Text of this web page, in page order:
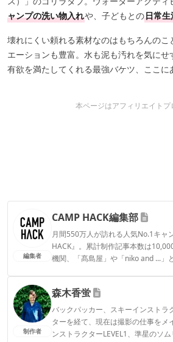
ャンプの洗い物入れや、子どもとの日常生
壊れにくい頼れる素材なのはもちろんのこ
エーションも豊富。水も泥も汚れを気に
有欲を満たしてくれる最強バケツ、ここに
本ページはアフィリエイトプ
編集者
CAMP HACK編集部
月間550万人が訪れる人気No.1キャ
HACK』。累計制作記事本数は
機関、「髙島屋」や「niko and ...」
CAMP HACK編集部のプロフィール
制作者
森木香蛍
バックパッカー、スキーインストラ
ターを経て、現在は撮影の仕事をメ
ンストラクターLEVEL1、準星のソ